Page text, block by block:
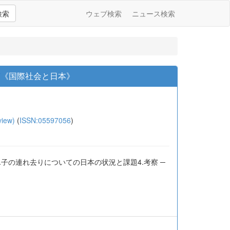
索 ウェブ検索 ニュース検索
国際社会と日本》
(ISSN:05597056)
の連れ去りについての日本の状況と課題4.考察 ─